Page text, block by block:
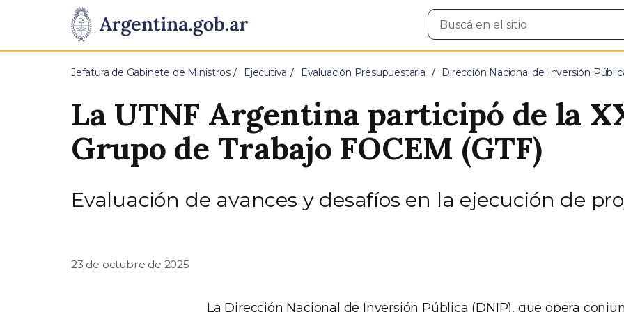
Presidencia
de
Pasar al contenido principal
Buscar
en
Jefatura de Gabinete de Ministros Ejecutiva Evaluación Presupuestaria Dirección Nacional de Inversión
La UTNF Argentina participó de la
Grupo de Trabajo FOCEM (GTF)
Evaluación de avances y desafíos en la ejecución de
23 de octubre de 2025
La Dirección Nacional de Inversión Pública (DNIP), que opera